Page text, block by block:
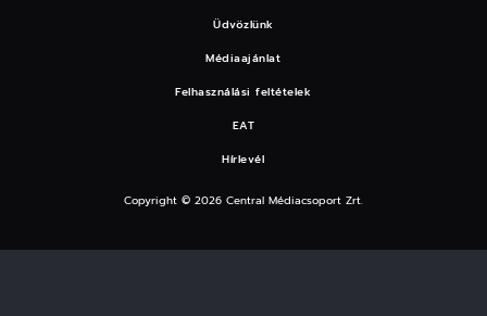
Üdvözlünk
Médiaajánlat
Felhasználási feltételek
EAT
Hírlevél
Copyright © 2026 Central Médiacsoport Zrt.